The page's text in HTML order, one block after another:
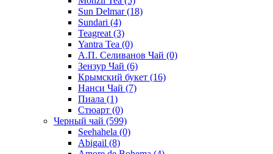
Sun Delmar(18)
Sundari (4)
Teagreat (3)
Yantra Tea (0)
А.П. Селиванов Чай (0)
Зензур Чай (6)
Крымский букет (16)
Нанси Чай (7)
Пиала (1)
Стюарт (0)
Черный чай (599)
Seehahela (0)
Abigail (8)